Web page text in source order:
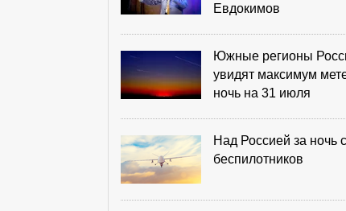
Евдокимов
Южные регионы
увидят максимум
ночь на 31 июля
Над Россией за ночь
беспилотников